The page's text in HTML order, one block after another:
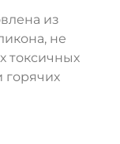
из
не
токсичных
горячих